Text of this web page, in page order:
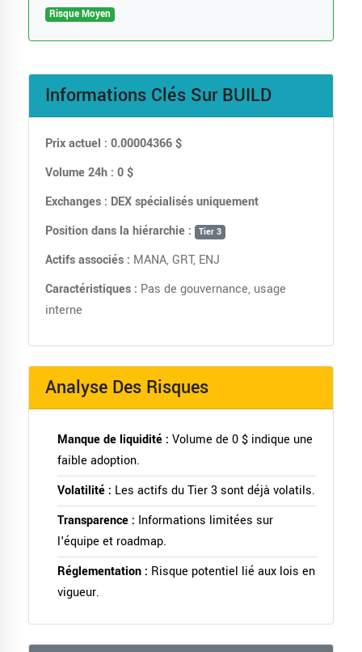
Risque Moyen
Informations Clés Sur BUILD
Prix actuel : 0.00004366 $
Volume 24h : 0 $
Exchanges : DEX spécialisés uniquement
Position dans la hiérarchie :
Tier 3
Actifs associés : MANA, GRT, ENJ
Caractéristiques : Pas de gouvernance, usage
interne
Analyse Des Risques
Manque de liquidité : Volume de 0 $ indique une
faible adoption.
Volatilité : Les actifs du Tier 3 sont déjà volatils.
Transparence : Informations limitées sur
l'équipe et roadmap.
Réglementation : Risque potentiel lié aux lois en
vigueur.